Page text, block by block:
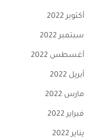
أكتوبر 2022
سبتمبر 2022
أغسطس 2022
أبريل 2022
مارس 2022
فبراير 2022
يناير 2022